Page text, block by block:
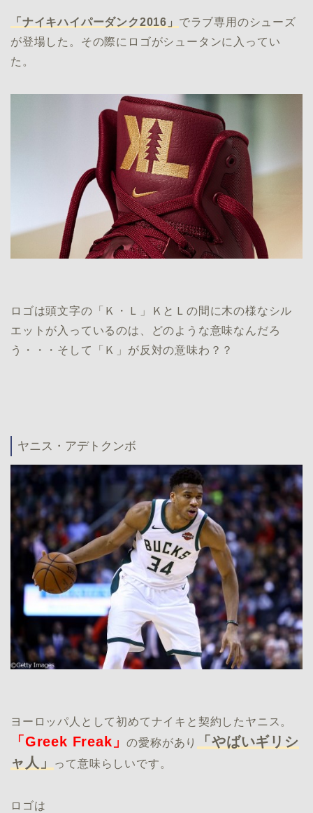
「ナイキハイパーダンク2016」 でラブ専用のシューズ
が登場した。その際にロゴがシュータンに入ってい
た。
ロゴは頭文字の「Ｋ・Ｌ」ＫとＬの間に木の様なシル
エットが入っているのは、どのような意味なんだろ
う・・・そして「Ｋ」が反対の意味わ？？
ヤニス・アデトクンボ
ヨーロッパ人として初めてナイキと契約したヤニス。
「Greek Freak」の愛称があり
「やばいギリシ
ャ人」
って意味らしいです。
ロゴは